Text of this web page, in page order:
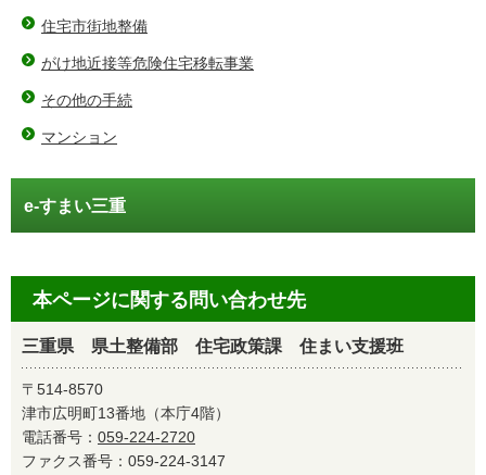
住宅市街地整備
がけ地近接等危険住宅移転事業
その他の手続
マンション
e-すまい三重
本ページに関する問い合わせ先
三重県 県土整備部 住宅政策課 住まい支援班
〒514-8570
津市広明町13番地（本庁4階）
電話番号： 059-224-2720
ファクス番号：059-224-3147